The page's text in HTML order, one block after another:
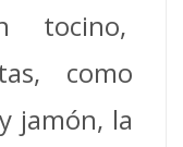
tocino,
como
jamón, la